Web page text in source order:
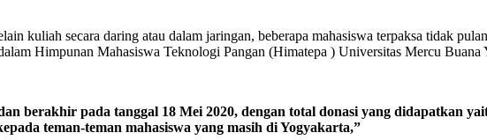
kuliah secara daring atau dalam jaringan, beberapa mahasiswa terpaksa tidak
Himpunan Mahasiswa Teknologi Pangan (Himatepa ) Universitas Mercu
berakhir pada tanggal 18 Mei 2020, dengan total donasi yang didapatkan
teman-teman mahasiswa yang masih di Yogyakarta,”